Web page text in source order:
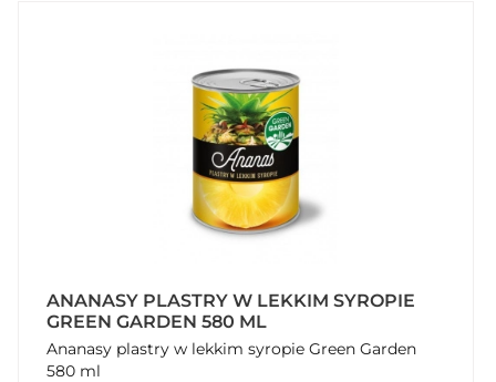
ANANASY PLASTRY W LEKKIM SYROPIE
GREEN GARDEN 580 ML
Ananasy plastry w lekkim syropie Green Garden
580 ml